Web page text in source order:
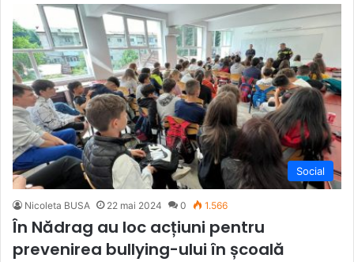
Social
Nicoleta BUSA 22 mai 2024 0 1.566
În Nădrag au loc acțiuni pentru
prevenirea bullying-ului în școală